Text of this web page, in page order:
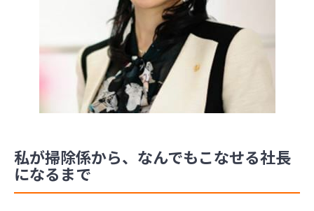
私が掃除係から、なんでもこなせる社長
になるまで